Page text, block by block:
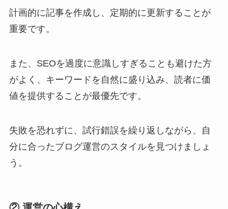
計画的に記事を作成し、定期的に更新することが
重要です。
また、SEOを過度に意識しすぎることも避けた方
がよく、キーワードを自然に盛り込み、読者に価
値を提供することが最優先です。
失敗を恐れずに、試行錯誤を繰り返しながら、自
分に合ったブログ運営のスタイルを見つけましょ
う。